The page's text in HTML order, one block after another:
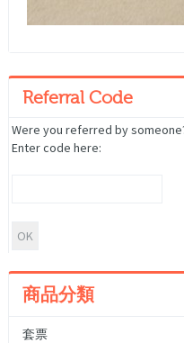
Referral Code
Were you referred by
Enter code here:
商品分類
套票